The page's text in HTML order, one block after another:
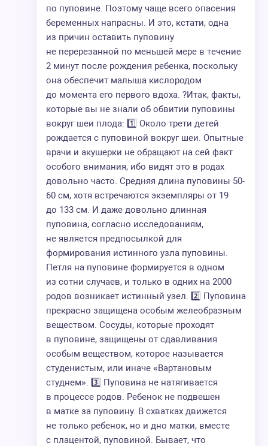
по пуповине. Поэтому чаще всего опасения
беременных напрасны. И это, кстати, одна
из причин оставить пуповину
не перерезанной по меньшей мере в течение
2 минут после рождения ребенка, поскольку
она обеспечит малыша кислородом
до момента его первого вдоха. ?Итак, факты,
которые вы не знали об обвитии пуповины
вокруг шеи плода: 1️⃣ Около трети детей
рождается с пуповиной вокруг шеи. Опытные
врачи и акушерки не обращают на сей факт
особого внимания, ибо видят это в родах
довольно часто. Средняя длина пуповины 50-
60 см, хотя встречаются экземпляры от 19
до 133 см. И даже довольно длинная
пуповина, согласно исследованиям,
не является предпосылкой для
формирования истинного узла пуповины.
Петля на пуповине формируется в одном
из сотни случаев, и только в одних на 2000
родов возникает истинный узел. 2️⃣ Пуповина
прекрасно защищена особым желеобразным
веществом. Сосуды, которые проходят
в пуповине, защищены от сдавливания
особым веществом, которое называется
студенистым, или иначе «Вартановым
студнем». 3️⃣ Пуповина не натягивается
в процессе родов. Ребенок не подвешен
в матке за пуповину. В схватках движется
не только ребенок, но и дно матки, вместе
с плацентой, пуповиной. Бывает, что